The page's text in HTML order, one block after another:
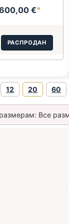
€*
РАСПРОДАН
12 20 60